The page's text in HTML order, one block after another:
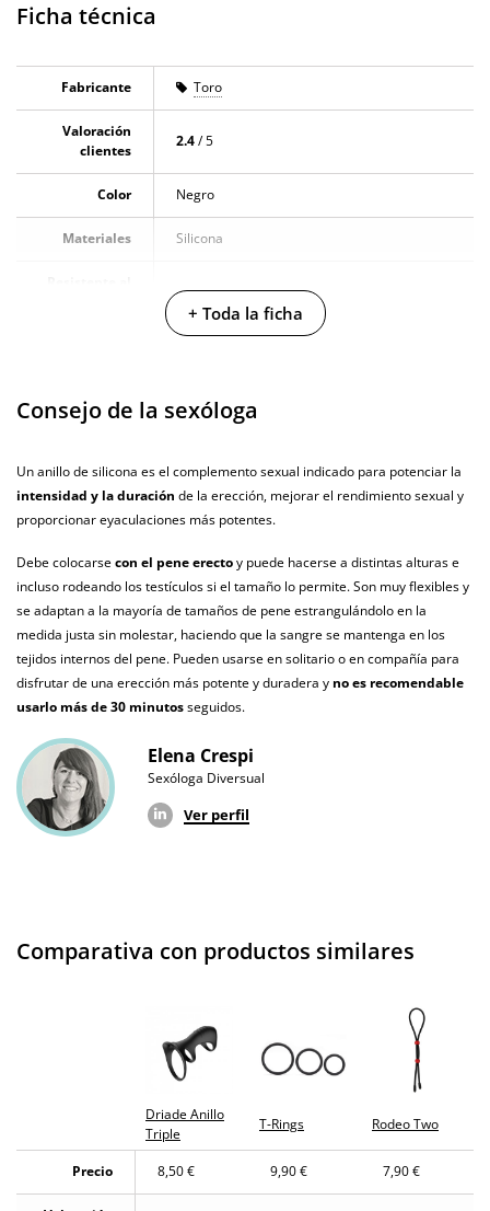
Ficha técnica
Fabricante Toro
Valoración
clientes
2.4/ 5
Color Negro
Materiales Silicona
100% sumergible
No testado en
animales
Envío discreto Paquete discreto y sin distintivos
Garantías 3 años de garantía
Producto
original
recibo?
El martes 11 de agosto (fecha estimada)
+ Toda la ficha
Consejo de la sexóloga
Un anillo de silicona es el complemento sexual indicado para potenciar la
intensidad y la duración de la erección, mejorar el rendimiento sexual y
proporcionar eyaculaciones más potentes.
Debe colocarsecon el pene erectoy puede hacerse a distintas alturas e
incluso rodeando los testículos si el tamaño lo permite. Son muy flexibles y
se adaptan a la mayoría de tamaños de pene estrangulándolo en la
medida justa sin molestar, haciendo que la sangre se mantenga en los
tejidos internos del pene. Pueden usarse en solitario o en compañía para
disfrutar de una erección más potente y duradera y no es recomendable
usarlo más de 30 minutosseguidos.
Elena Crespi
Sexóloga Diversual
Ver perfil
Comparativa con productos similares
Driade Anillo
Triple
T-Rings Rodeo Two
Precio 8,50 € 9,90 € 7,90 €